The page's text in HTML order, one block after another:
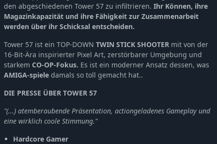
den abgeschiedenen Tower 57 zu infiltrieren. Ihr Können, ihre
Magazinkapazität und ihre Fähigkeit zur Zusammenarbeit
werden über ihr Schicksal entscheiden.
Tower 57 ist ein TOP-DOWN TWIN STICK SHOOTER mit von der
16-Bit-Ära inspirierter Pixel Art, zerstörbarer Umgebung und
starkem CO-OP-Fokus. Es ist ein moderner Ansatz dessen, was
AMIGA-spiele damals so toll gemacht hat..
DIE PRESSE ÜBER TOWER 57
"(...) atemberaubende Präsentation, actiongeladenes Gameplay und
eine wirklich coole Stimmung."
Hardcore Gamer